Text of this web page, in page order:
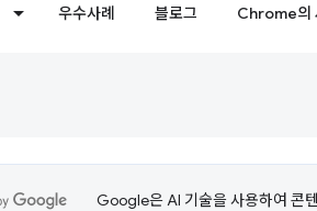
우수사례 블로그 Chrome의
Google은 AI 기술을 사용하여 콘